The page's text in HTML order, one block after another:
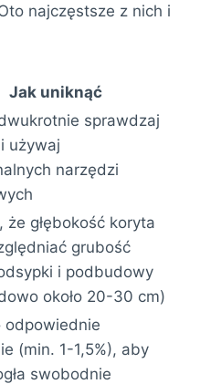
najczęstsze z nich i
Jak uniknąć
sprawdzaj
używaj
narzędzi
że głębokość koryta
grubość
i podbudowy
około 20-30 cm)
odpowiednie
(min. 1-1,5%), aby
swobodnie